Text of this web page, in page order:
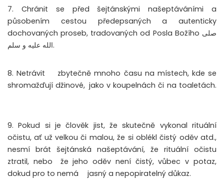
7. Chránit se před šejtánskými našeptáváními a
působením cestou předepsaných a autenticky
dochovaných proseb, tradovaných od Posla Božího صلى
الله عليه و سلم.
8. Netrávit
zbytečně mnoho času na místech, kde se
shromažďují džinové, jako v koupelnách či na toaletách.
9. Pokud si je člověk jist, že skutečně vykonal rituální
očistu, ať už velkou či malou, že si oblékl čistý oděv atd.,
nesmí brát šejtánská našeptávání, že rituální očistu
ztratil, nebo
že jeho oděv není čistý, vůbec v potaz,
dokud pro to nemá
jasný a nepopiratelný důkaz.